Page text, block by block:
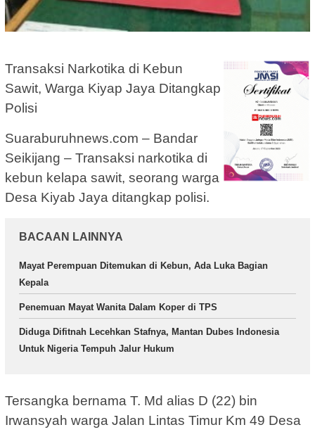
Transaksi Narkotika di Kebun
Sawit, Warga Kiyap Jaya Ditangkap
Polisi
Suaraburuhnews.com – Bandar
Seikijang – Transaksi narkotika di
kebun kelapa sawit, seorang warga
Desa Kiyab Jaya ditangkap polisi.
BACAAN LAINNYA
Mayat Perempuan Ditemukan di Kebun, Ada Luka Bagian
Kepala
Penemuan Mayat Wanita Dalam Koper di TPS
Diduga Difitnah Lecehkan Stafnya, Mantan Dubes Indonesia
Untuk Nigeria Tempuh Jalur Hukum
Tersangka bernama T. Md alias D (22) bin
Irwansyah warga Jalan Lintas Timur Km 49 Desa